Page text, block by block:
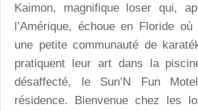
Kaimon, magnifique loser qui,
l’Amérique, échoue en Floride
une petite communauté de
pratiquent leur art dans la
désaffecté, le Sun’N Fun
résidence. Bienvenue chez les